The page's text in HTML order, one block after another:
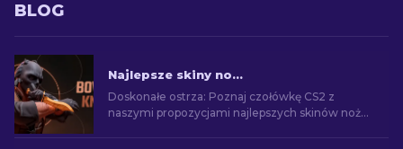
BLOG
Najlepsze skiny noża Bowie w CS2
Doskonałe ostrza: Poznaj czołówkę CS2 z
naszymi propozycjami najlepszych skinów noża